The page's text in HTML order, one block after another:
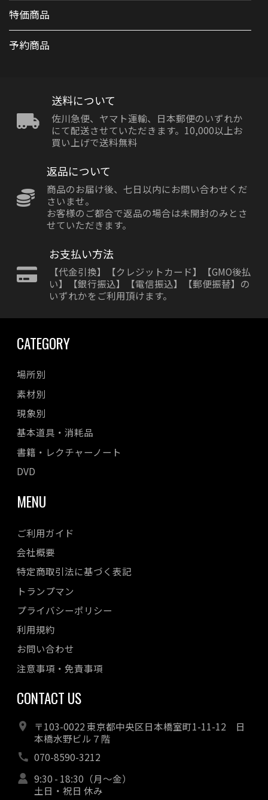
特価商品
予約商品
送料について
佐川急便、ヤマト運輸、日本郵便のいずれか
にて配送させていただきます。10,000以上お
買い上げで送料無料
返品について
商品のお届け後、七日以内にお問い合わせくだ
さいませ。
お客様のご都合で返品の場合は未開封のみとさ
せていただきます。
お支払い方法
【代金引換】【クレジットカード】【GMO後払
い】【銀行振込】【電信振込】【郵便振替】の
いずれかをご利用頂けます。
CATEGORY
場所別
素材別
現象別
基本道具・消耗品
書籍・レクチャーノート
DVD
MENU
ご利用ガイド
会社概要
特定商取引法に基づく表記
トランプマン
プライバシーポリシー
利用規約
お問い合わせ
注意事項・免責事項
CONTACT US
〒103-0022 東京都中央区日本橋室町1-11-12 日
本橋水野ビル７階
070-8590-3212
9:30 - 18:30（月～金）
土日・祝日 休み